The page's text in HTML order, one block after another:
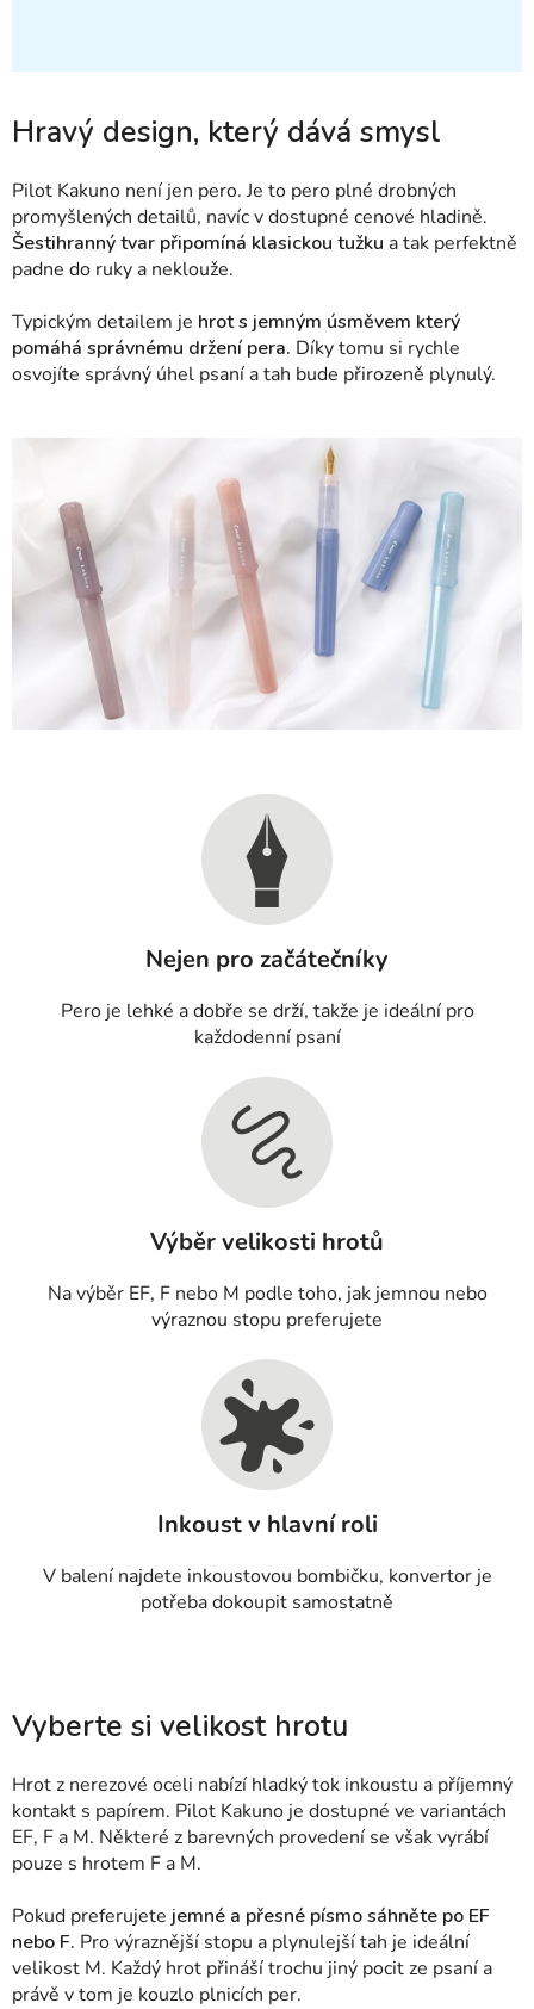
Hravý design, který dává smysl
Pilot Kakuno není jen pero. Je to pero plné drobných
promyšlených detailů, navíc v dostupné cenové hladině.
Šestihranný tvar připomíná klasickou tužku a tak perfektně
padne do ruky a neklouže.
Typickým detailem je hrot s jemným úsměvem který
pomáhá správnému držení pera. Díky tomu si rychle
osvojíte správný úhel psaní a tah bude přirozeně plynulý.
Nejen pro začátečníky
Pero je lehké a dobře se drží, takže je ideální pro
každodenní psaní
Výběr velikosti hrotů
Na výběr EF, F nebo M podle toho, jak jemnou nebo
výraznou stopu preferujete
Inkoust v hlavní roli
V balení najdete inkoustovou bombičku, konvertor je
potřeba dokoupit samostatně
Vyberte si velikost hrotu
Hrot z nerezové oceli nabízí hladký tok inkoustu a příjemný
kontakt s papírem. Pilot Kakuno je dostupné ve variantách
EF, F a M. Některé z barevných provedení se však vyrábí
pouze s hrotem F a M.
Pokud preferujete jemné a přesné písmo sáhněte po EF
nebo F. Pro výraznější stopu a plynulejší tah je ideální
velikost M. Každý hrot přináší trochu jiný pocit ze psaní a
právě v tom je kouzlo plnicích per.